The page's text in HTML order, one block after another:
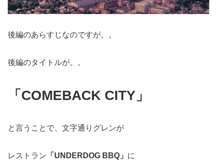
後編のあらすじなのですが。。
後編のタイトルが。。
「COMEBACK CITY」
と言うことで、文字通りグレンが
レストラン 「UNDERDOG BBQ」 に